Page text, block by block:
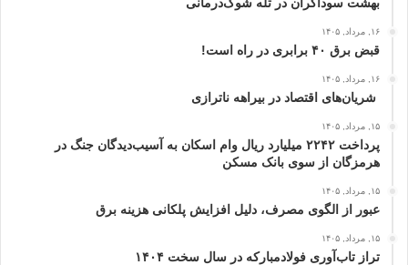
۱۶, مرداد, ۱۴۰۵
قبض برق ۴۰ برابری در راه است!
۱۶, مرداد, ۱۴۰۵
شریان‌های اقتصاد در بیراهه ناترازی
۱۵, مرداد, ۱۴۰۵
پرداخت ۲۲۴۲ میلیارد ریال وام اسکان به آسیب‌دیدگان جنگ در
هرمزگان از سوی بانک مسکن
۱۵, مرداد, ۱۴۰۵
عبور از الگوی مصرف، دلیل افزایش پلکانی هزینه برق
۱۵, مرداد, ۱۴۰۵
تراز تاب‌آوری فولادمبارکه در سال سخت ۱۴۰۴